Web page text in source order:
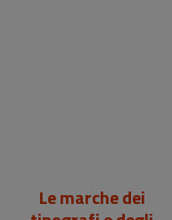
Le marche dei